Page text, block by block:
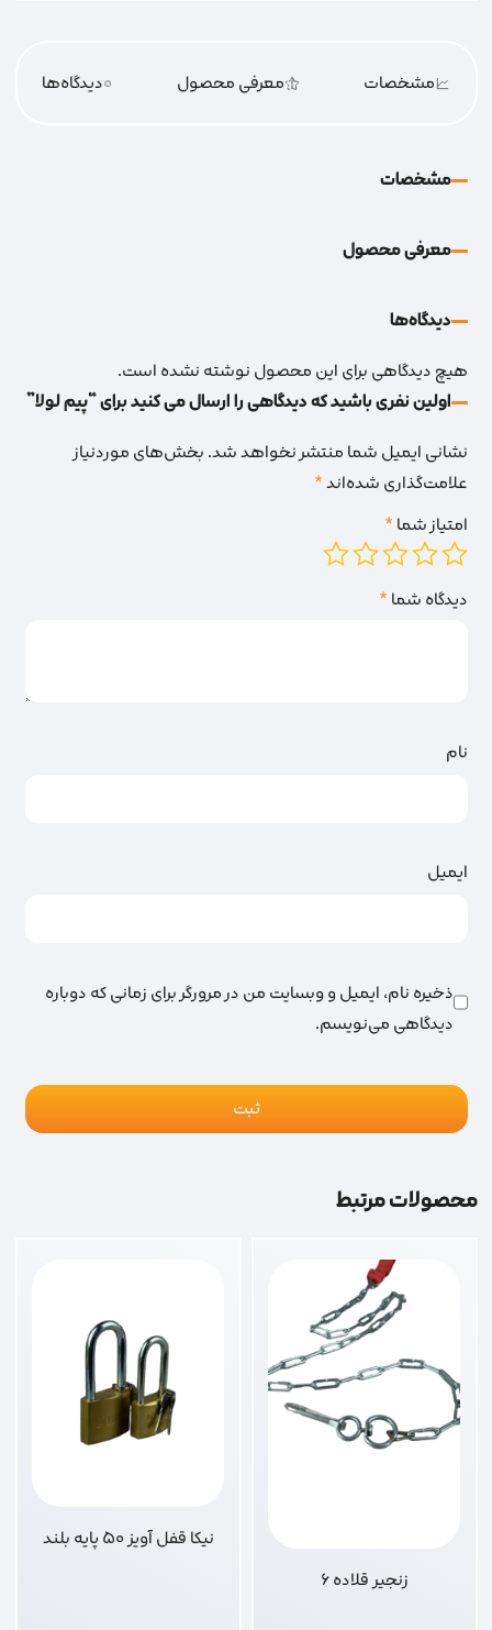
مشخصات معرفی محصول 0دیدگاه‌‌ها
مشخصات
معرفی محصول
دیدگاه‌‌ها
هیچ دیدگاهی برای این محصول نوشته نشده است.
اولین نفری باشید که دیدگاهی را ارسال می کنید برای “پیم لولا”
نشانی ایمیل شما منتشر نخواهد شد.بخش‌های موردنیاز
علامت‌گذاری شده‌اند*
امتیاز شما*
دیدگاه شما*
نام
ایمیل
ذخیره نام، ایمیل و وبسایت من در مرورگر برای زمانی که دوباره
دیدگاهی می‌نویسم.
محصولات مرتبط
زنجیر قلاده 6
نیکا قفل آویز 50 پایه بلند